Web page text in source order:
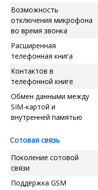
Возможность
отключения микрофона
во время звонка
Расширенная
телефонная книга
Контактов в
телефонной книге
Обмен данными между
SIM-картой и
внутренней памятью
Сотовая связь
Поколение сотовой
связи
Поддержка GSM